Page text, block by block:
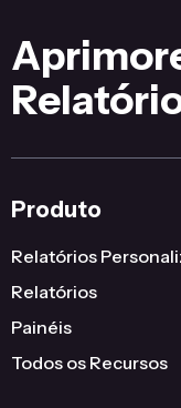
Produto
Relatórios
Relatórios
Painéis
Todos os Recursos